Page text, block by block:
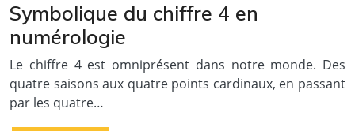
Symbolique du chiffre 4 en
numérologie
Le chiffre 4 est omniprésent dans notre monde. Des
quatre saisons aux quatre points cardinaux, en passant
par les quatre…